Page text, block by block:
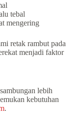
tebal
mengering
retak rambut pada
menjadi faktor
lebih
kebutuhan
.